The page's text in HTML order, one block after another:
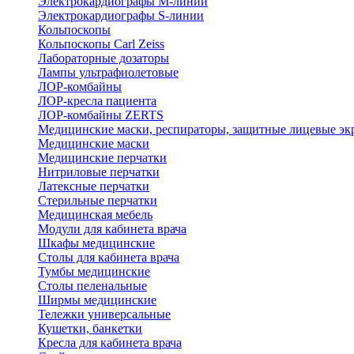
Электрокардиографы S-линии
Кольпоскопы
Кольпоскопы Carl Zeiss
Лабораторные дозаторы
Лампы ультрафиолетовые
ЛОР-комбайны
ЛОР-кресла пациента
ЛОР-комбайны ZERTS
Медицинские маски, респираторы, защитные лицевые
Медицинские маски
Медицинские перчатки
Нитриловые перчатки
Латексные перчатки
Стерильные перчатки
Медицинская мебель
Модули для кабинета врача
Шкафы медицинские
Столы для кабинета врача
Тумбы медицинские
Столы пеленальные
Ширмы медицинские
Тележки универсальные
Кушетки, банкетки
Кресла для кабинета врача